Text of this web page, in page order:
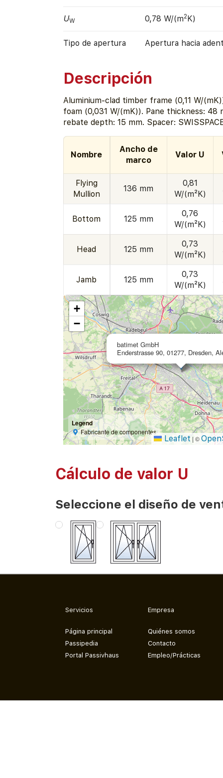
UW 0,78 W/(m2K)
Tipo de apertura Apertura hacia
Descripción
Aluminium-clad timber frame (0,11 W/
foam (0,031 W/(mK)). Pane thickness: 48
rebate depth: 15 mm. Spacer:
Nombre
Ancho de
marco
Valor U
Flying
Mullion
136 mm
0,81
W/(m²K)
Bottom 125 mm
0,76
W/(m²K)
Head 125 mm
0,73
W/(m²K)
Jamb 125 mm
0,73
W/(m²K)
batimet GmbH
Enderstrasse 90, 01277, Dresden,
+
−
Legend
Fabricante de componentes
Leaflet | ©
Cálculo de valor U
Seleccione el diseño de
Servicios
Página principal
Passipedia
Portal Passivhaus
Empresa
Quiénes somos
Contacto
Empleo/Prácticas